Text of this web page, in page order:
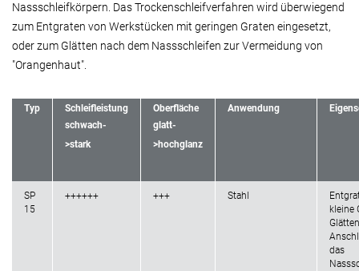
Nassschleifkörpern. Das Trockenschleifverfahren wird überwiegend
zum Entgraten von Werkstücken mit geringen Graten eingesetzt,
oder zum Glätten nach dem Nassschleifen zur Vermeidung von
"Orangenhaut".
Typ
Schleifleistung
schwach-
>stark
Oberfläche
glatt-
>hochglanz
Anwendung
SP
15
++++++ +++ Stahl
kleine
das